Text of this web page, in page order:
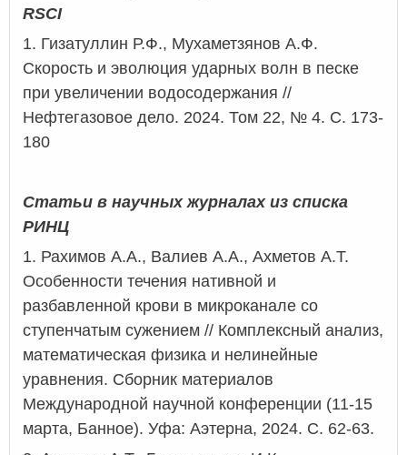
RSCI
1. Гизатуллин Р.Ф., Мухаметзянов А.Ф.
Скорость и эволюция ударных волн в песке
при увеличении водосодержания //
Нефтегазовое дело. 2024. Том 22, № 4. С. 173-
180
Статьи в научных журналах из списка
РИНЦ
1. Рахимов А.А., Валиев А.А., Ахметов А.Т.
Особенности течения нативной и
разбавленной крови в микроканале со
ступенчатым сужением // Комплексный анализ,
математическая физика и нелинейные
уравнения. Сборник материалов
Международной научной конференции (11-15
марта, Банное). Уфа: Аэтерна, 2024. С. 62-63.